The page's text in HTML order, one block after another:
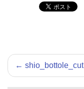
← shio_bottole_cut